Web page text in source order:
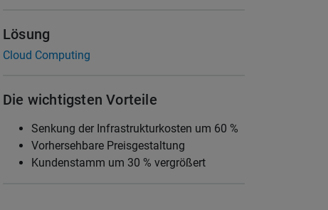
Lösung
Cloud Computing
Die wichtigsten Vorteile
Senkung der Infrastrukturkosten um 60 %
Vorhersehbare Preisgestaltung
Kundenstamm um 30 % vergrößert